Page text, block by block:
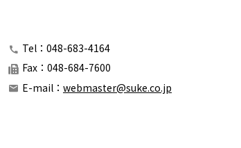
Tel：048-683-4164
Fax：048-684-7600
E-mail： webmaster@suke.co.jp